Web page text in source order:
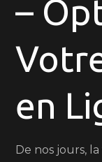
–
en
De nos jours,